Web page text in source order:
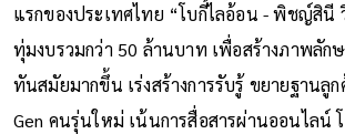
แรกของประเทศไทย “โบกี้ไลอ้อน - พิชญ์สินี
ทุ่มงบรวมกว่า 50 ล้านบาท เพื่อสร้างภาพลั
ทันสมัยมากขึ้น เร่งสร้างการรับรู้ ขยายฐานลู
Gen คนรุ่นใหม่ เน้นการสื่อสารผ่านออนไลน์